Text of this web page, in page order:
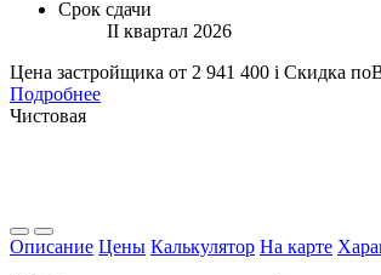
Срок сдачи
II квартал 2026
Цена застройщика от 2 941 400 i Скидка
Подробнее
Чистовая
Описание Цены Калькулятор На карте